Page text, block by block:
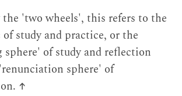
'two wheels', this refers to the
study and practice, or the
sphere' of study and reflection
sphere' of
↑